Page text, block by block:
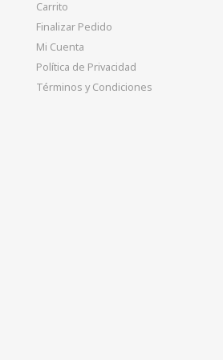
Carrito
Finalizar Pedido
Mi Cuenta
Política de Privacidad
Términos y Condiciones